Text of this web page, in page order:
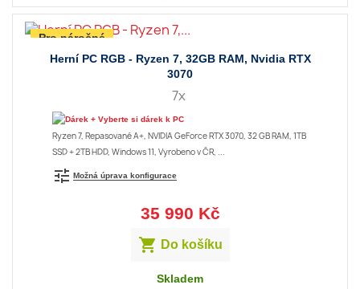
Pro náročné
Herní PC RGB - Ryzen 7, 32GB RAM, Nvidia RTX
3070
7x
+ Vyberte si dárek k PC
Ryzen 7, Repasované A+, NVIDIA GeForce RTX 3070, 32 GB RAM, 1TB
SSD + 2TB HDD, Windows 11, Vyrobeno v ČR, ...
tune Možná úprava konfigurace
35 990 Kč
 Do košíku
Skladem